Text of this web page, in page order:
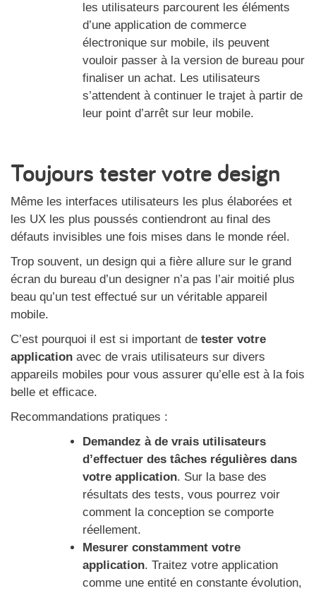
les utilisateurs parcourent les éléments
d’une application de commerce
électronique sur mobile, ils peuvent
vouloir passer à la version de bureau pour
finaliser un achat. Les utilisateurs
s’attendent à continuer le trajet à partir de
leur point d’arrêt sur leur mobile.
Toujours tester votre design
Même les interfaces utilisateurs les plus élaborées et
les UX les plus poussés contiendront au final des
défauts invisibles une fois mises dans le monde réel.
Trop souvent, un design qui a fière allure sur le grand
écran du bureau d’un designer n’a pas l’air moitié plus
beau qu’un test effectué sur un véritable appareil
mobile.
C’est pourquoi il est si important de tester votre
application avec de vrais utilisateurs sur divers
appareils mobiles pour vous assurer qu’elle est à la fois
belle et efficace.
Recommandations pratiques :
Demandez à de vrais utilisateurs
d’effectuer des tâches régulières dans
votre application. Sur la base des
résultats des tests, vous pourrez voir
comment la conception se comporte
réellement.
Mesurer constamment votre
application. Traitez votre application
comme une entité en constante évolution,